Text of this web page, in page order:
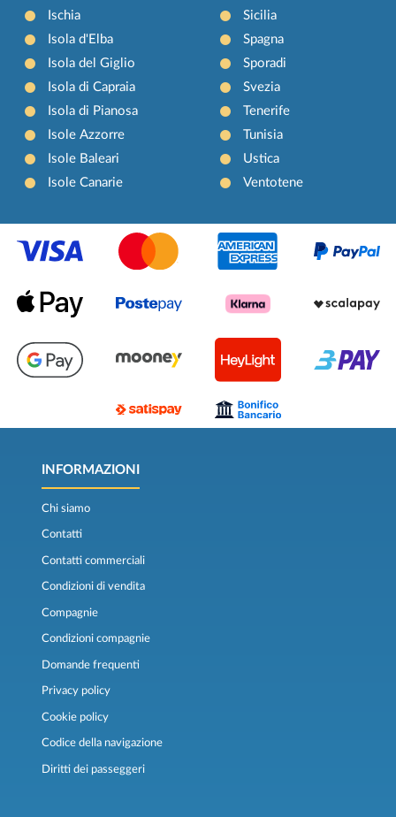
Ischia
Isola d'Elba
Isola del Giglio
Isola di Capraia
Isola di Pianosa
Isole Azzorre
Isole Baleari
Isole Canarie
Sicilia
Spagna
Sporadi
Svezia
Tenerife
Tunisia
Ustica
Ventotene
INFORMAZIONI
Chi siamo
Contatti
Contatti commerciali
Condizioni di vendita
Compagnie
Condizioni compagnie
Domande frequenti
Privacy policy
Cookie policy
Codice della navigazione
Diritti dei passeggeri